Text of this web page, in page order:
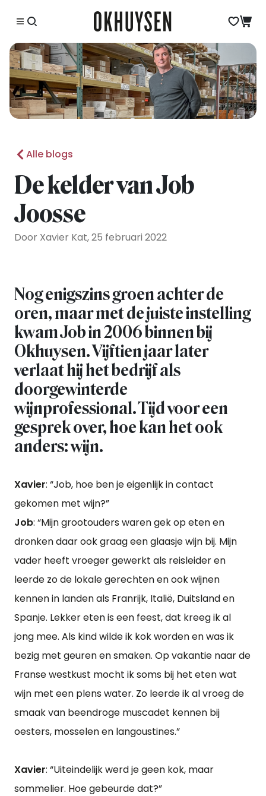
Alle blogs
De kelder van Job
Joosse
Door Xavier Kat, 25 februari 2022
Nog enigszins groen achter de
oren, maar met de juiste instelling
kwam Job in 2006 binnen bij
Okhuysen. Vijftien jaar later
verlaat hij het bedrijf als
doorgewinterde
wijnprofessional. Tijd voor een
gesprek over, hoe kan het ook
anders: wijn.
Xavier: “Job, hoe ben je eigenlijk in contact
gekomen met wijn?”
Job: “Mijn grootouders waren gek op eten en
dronken daar ook graag een glaasje wijn bij. Mijn
vader heeft vroeger gewerkt als reisleider en
leerde zo de lokale gerechten en ook wijnen
kennen in landen als Franrijk, Italië, Duitsland en
Spanje. Lekker eten is een feest, dat kreeg ik al
jong mee. Als kind wilde ik kok worden en was ik
bezig met geuren en smaken. Op vakantie naar de
Franse westkust mocht ik soms bij het eten wat
wijn met een plens water. Zo leerde ik al vroeg de
smaak van beendroge muscadet kennen bij
oesters, mosselen en langoustines.”
Xavier: “Uiteindelijk werd je geen kok, maar
sommelier. Hoe gebeurde dat?”